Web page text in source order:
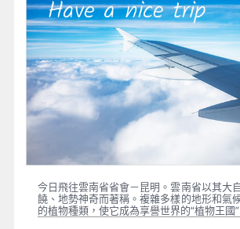
今日飛往雲南省省會－昆明。雲南省以其大
饒、地勢神奇而著稱。複雜多樣的地形和氣
的植物種類，使它成為享譽世界的“植物王國”